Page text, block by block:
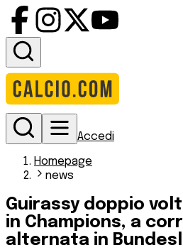
Accedi
Homepage
news
Guirassy doppio
in Champions, a
alternata in